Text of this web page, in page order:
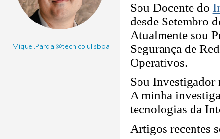
Sou Docente do
desde Setembro
Atualmente sou
Segurança de
Operativos.
Sou
A minha
tecnologias da
Artigos recentes